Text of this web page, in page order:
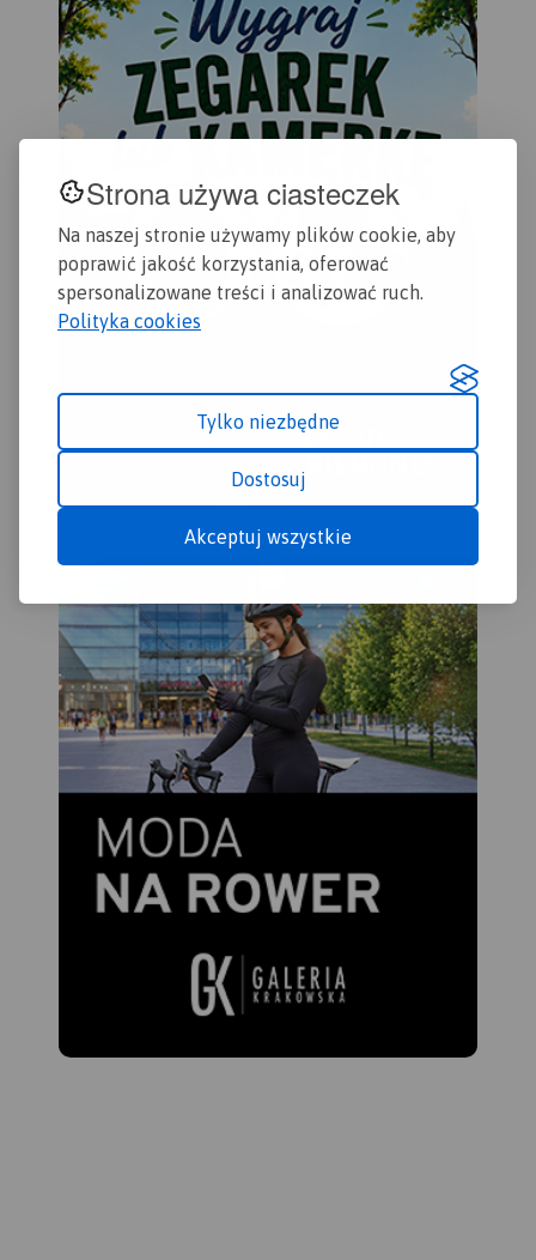
Strona używa ciasteczek
Na naszej stronie używamy plików cookie, aby
poprawić jakość korzystania, oferować
spersonalizowane treści i analizować ruch.
Polityka cookies
Tylko niezbędne
Dostosuj
Akceptuj wszystkie
podano nazwy ulic. Na
mapie użyta jest siatka
geograficzna, opisana co 1
minutę (szerokość
geograficzna) i 2 minuty
(długość geograficzna). W
wydana została w nakładzie
1000 egzemplarzy jako
limitowana seria.